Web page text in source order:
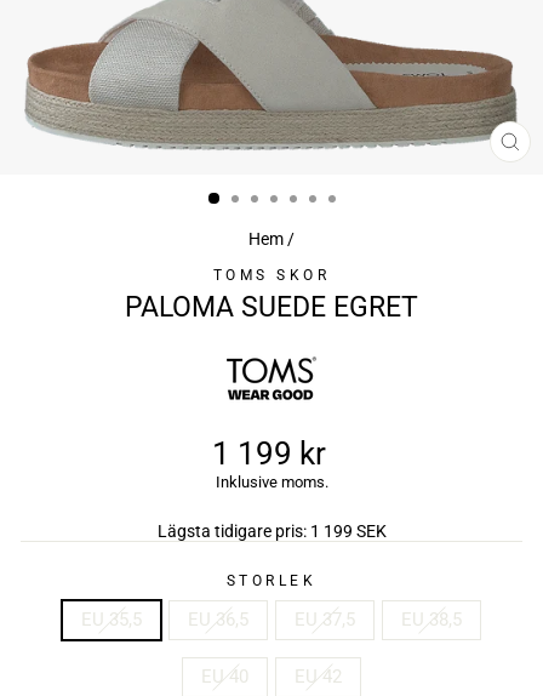
Hem/
TOMS SKOR
PALOMA SUEDE EGRET
1 199 kr
Ursprungligt
Inklusive moms.
Lägsta tidigare pris: 1 199 SEK
STORLEK
EU 35,5 EU 36,5 EU 37,5 EU 38,5
EU 40 EU 42